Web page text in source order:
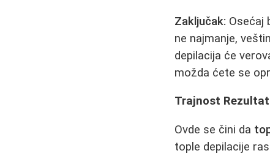
Zaključak: Osećaj
ne najmanje,
depilacija će
možda ćete se
Trajnost
Ovde se čini da
tople depilacije